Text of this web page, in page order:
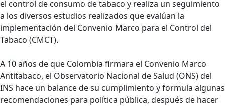
el control de consumo de tabaco y realiza un seguimiento
a los diversos estudios realizados que evalúan la
implementación del Convenio Marco para el Control del
Tabaco (CMCT).
A 10 años de que Colombia firmara el Convenio Marco
Antitabaco, el Observatorio Nacional de Salud (ONS) del
INS hace un balance de su cumplimiento y formula algunas
recomendaciones para política pública, después de hacer